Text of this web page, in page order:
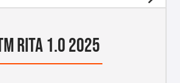
RITA 1.0 2025